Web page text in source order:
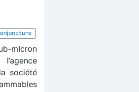
mIcron
société